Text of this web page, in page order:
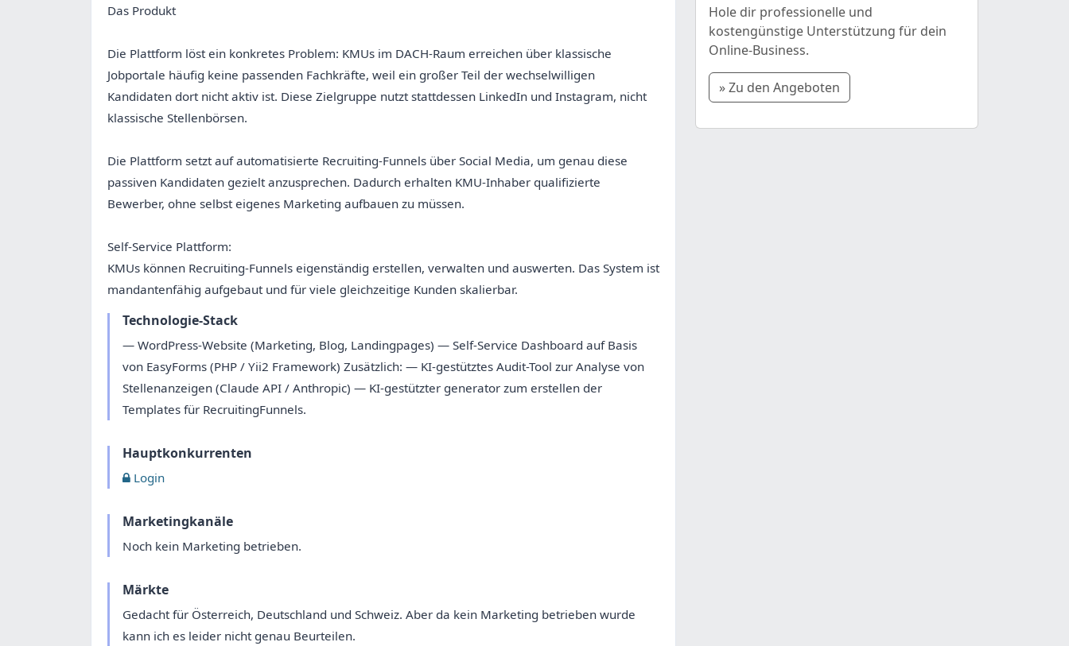
Das Produkt
Die Plattform löst ein konkretes Problem: KMUs im DACH-Raum erreichen über klassische
Jobportale häufig keine passenden Fachkräfte, weil ein großer Teil der wechselwilligen
Kandidaten dort nicht aktiv ist. Diese Zielgruppe nutzt stattdessen LinkedIn und Instagram, nicht
klassische Stellenbörsen.
Die Plattform setzt auf automatisierte Recruiting-Funnels über Social Media, um genau diese
passiven Kandidaten gezielt anzusprechen. Dadurch erhalten KMU-Inhaber qualifizierte
Bewerber, ohne selbst eigenes Marketing aufbauen zu müssen.
Self-Service Plattform:
KMUs können Recruiting-Funnels eigenständig erstellen, verwalten und auswerten. Das System ist
mandantenfähig aufgebaut und für viele gleichzeitige Kunden skalierbar.
Technologie-Stack
— WordPress-Website (Marketing, Blog, Landingpages) — Self-Service Dashboard auf Basis
von EasyForms (PHP / Yii2 Framework) Zusätzlich: — KI-gestütztes Audit-Tool zur Analyse von
Stellenanzeigen (Claude API / Anthropic) — KI-gestützter generator zum erstellen der
Templates für RecruitingFunnels.
Hauptkonkurrenten
Login
Marketingkanäle
Noch kein Marketing betrieben.
Märkte
Gedacht für Österreich, Deutschland und Schweiz. Aber da kein Marketing betrieben wurde
kann ich es leider nicht genau Beurteilen.
Hole dir professionelle und
kostengünstige Unterstützung für dein
Online-Business.
» Zu den Angeboten